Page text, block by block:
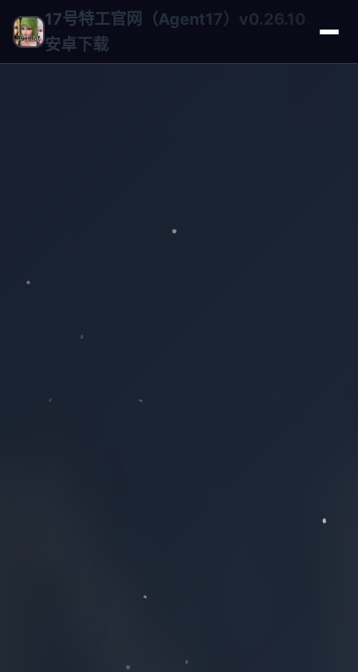
17号特工官网（Agent17）v0.26.10
安卓下载